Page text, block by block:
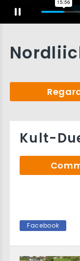
Kult-
Facebook